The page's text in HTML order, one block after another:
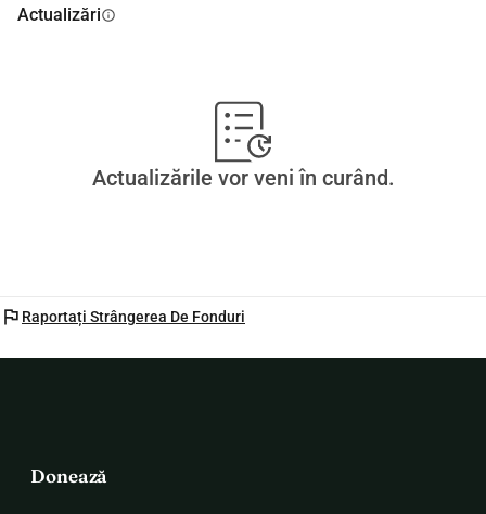
Actualizăriinfo
Actualizările vor veni în curând.
flag Raportați Strângerea De Fonduri
Donează